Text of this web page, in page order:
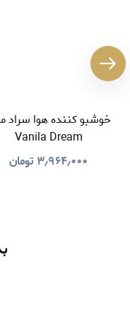
خوشبو کننده هوا سراد
Vanila Dream
۳٫۹۶۴٫۰۰۰ تومان